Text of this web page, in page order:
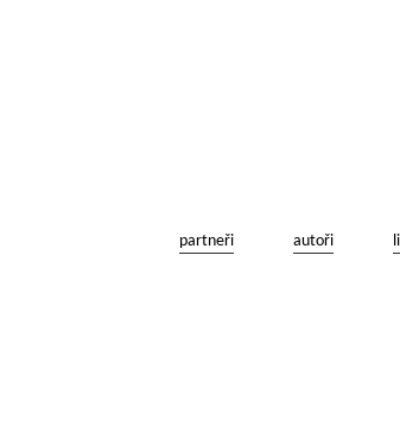
partneři autoři